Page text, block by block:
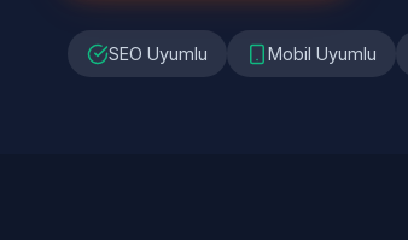
SEO Uyumlu Mobil Uyumlu